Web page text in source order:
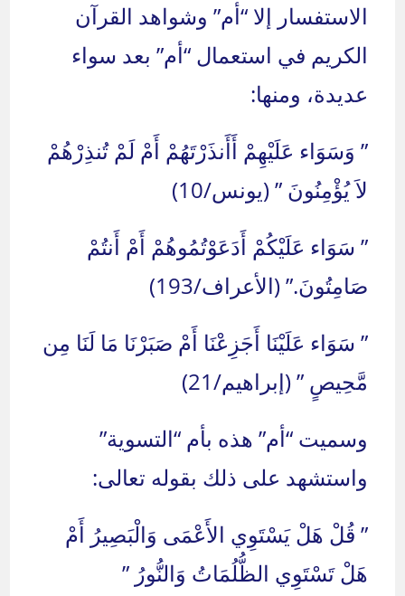
الاستفسار إلا “أم” وشواهد القرآن
الكريم في استعمال “أم” بعد سواء
عديدة، ومنها:
” وَسَوَاء عَلَيْهِمْ أَأَنذَرْتَهُمْ أَمْ لَمْ تُنذِرْهُمْ
لاَ يُؤْمِنُونَ ” (يونس/10)
” سَوَاء عَلَيْكُمْ أَدَعَوْتُمُوهُمْ أَمْ أَنتُمْ
صَامِتُونَ.” (الأعراف/193)
” سَوَاء عَلَيْنَا أَجَزِعْنَا أَمْ صَبَرْنَا مَا لَنَا مِن
مَّحِيصٍ ” (إبراهيم/21)
وسميت “أم” هذه بأم “التسوية”
واستشهد على ذلك بقوله تعالى:
” قُلْ هَلْ يَسْتَوِي الأَعْمَى وَالْبَصِيرُ أَمْ
هَلْ تَسْتَوِي الظُّلُمَاتُ وَالنُّورُ ”